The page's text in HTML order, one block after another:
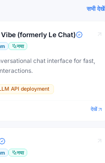
सभी देखें
(formerly Le Chat)
नया
chat interface for fast,
API deployment
देखें
नया